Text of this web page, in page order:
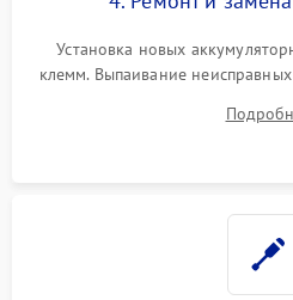
Установка новых
клемм. Выпаивание
цепи зарядки и монтаж
Восстановление